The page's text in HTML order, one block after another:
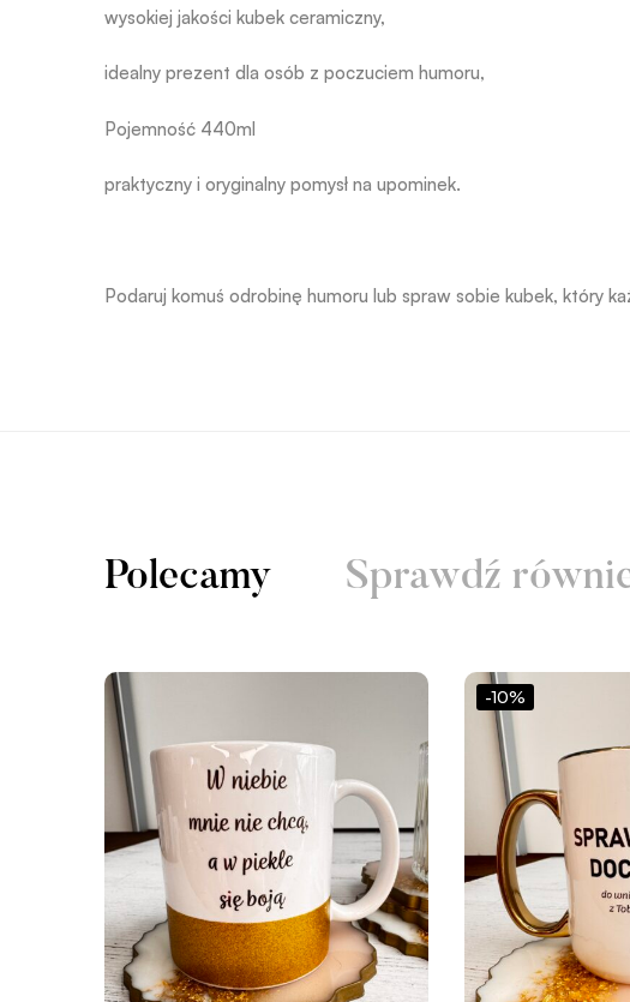
wysokiej jakości kubek ceramiczny,
idealny prezent dla osób z poczuciem humoru,
Pojemność 440ml
praktyczny i oryginalny pomysł na upominek.
Podaruj komuś odrobinę humoru lub spraw sobie kubek, który
Polecamy Sprawdź
-10%